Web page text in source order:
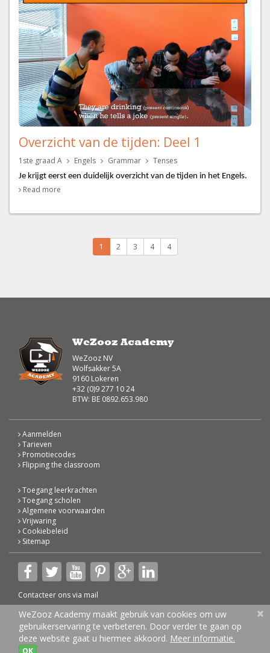
Overzicht van de tijden: Deel 1
1ste graad A Engels Grammar Tenses
Je krijgt eerst een duidelijk overzicht van de tijden in het Engels.
Dan ontdek je alle details over de vorming en het gebruik van de
Read more
1 2 3 4 4
WeZooz Academy
WeZooz NV
Wolfsakker 5A
9160 Lokeren
+32 (0)9 277 10 24
BTW: BE 0892.653.980
Aanmelden
Tarieven
Promotiecodes
Flipping the classroom
Toegang leerkrachten
Toegang scholen
Algemene voorwaarden
Vrijwaring
Cookiebeleid
Sitemap
Contacteer ons via mail
© 2026 WeZooz Academy
×
WeZooz Academy maakt gebruik van cookies om uw
gebruikerservaring te verbeteren. Door verder te gaan op
deze website gaat u hiermee akkoord. Meer informatie.
OK